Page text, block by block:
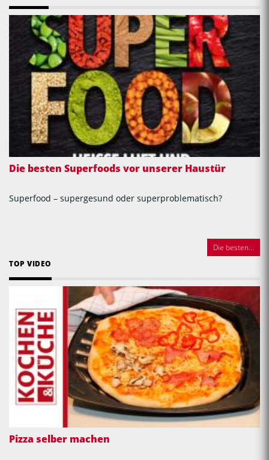
Die besten Superfoods vor unserer Haustür
Superfood – supergesund oder superproblematisch?
Die besten...
TOP VIDEO
Pizza selber machen